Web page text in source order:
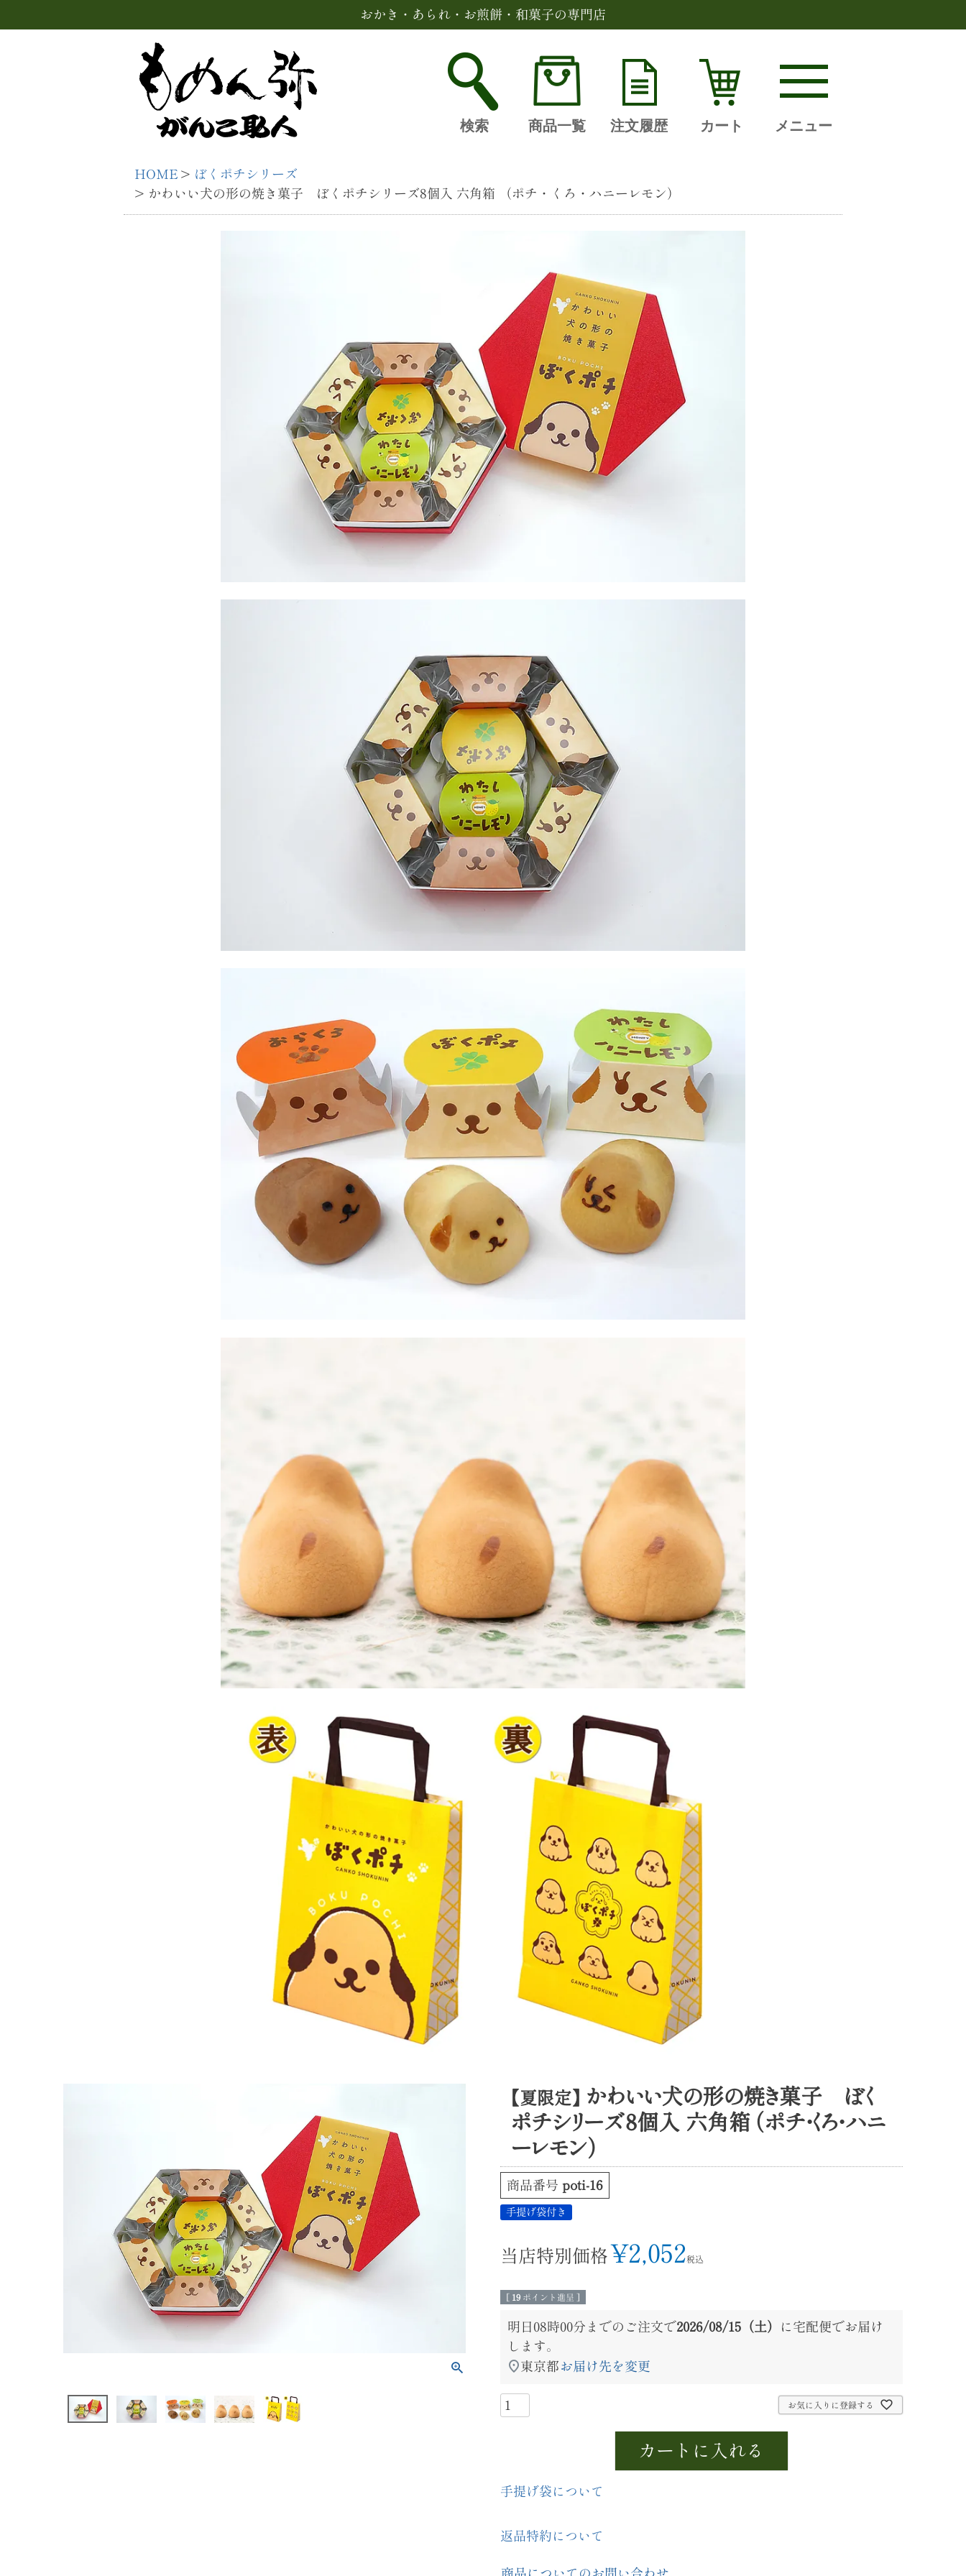
おかき・あられ・お煎餅・和菓子の専門店
検索 商品一覧 注文履歴 カート メニュー
HOME
ぼくポチシリーズ
かわいい犬の形の焼き菓子 ぼくポチシリーズ8個入 六角箱 （ポチ・くろ・ハニーレモン）
【夏限定】 かわいい犬の形の焼き菓子 ぼく
ポチシリーズ8個入 六角箱 （ポチ・くろ・ハニ
ーレモン）
商品番号 poti-16
手提げ袋付き
当店特別価格 ¥2,052税込
[ 19 ポイント進呈 ]
明日08時00分 までのご注文で2026/08/15（土） に 宅配便でお届け
します。
東京都 お届け先を変更
お気に入りに登録する
カートに入れる
手提げ袋について
返品特約について
商品についてのお問い合わせ